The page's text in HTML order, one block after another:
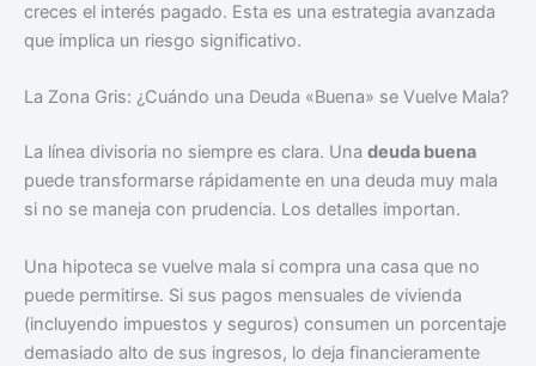
creces el interés pagado. Esta es una estrategia avanzada
que implica un riesgo significativo.
La Zona Gris: ¿Cuándo una Deuda «Buena» se Vuelve Mala?
La línea divisoria no siempre es clara. Una deuda buena
puede transformarse rápidamente en una deuda muy mala
si no se maneja con prudencia. Los detalles importan.
Una hipoteca se vuelve mala si compra una casa que no
puede permitirse. Si sus pagos mensuales de vivienda
(incluyendo impuestos y seguros) consumen un porcentaje
demasiado alto de sus ingresos, lo deja financieramente